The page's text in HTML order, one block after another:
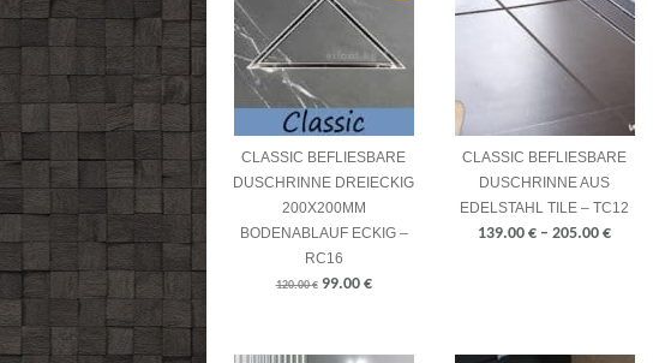
CLASSIC BEFLIESBARE
DUSCHRINNE DREIECKIG
200X200MM
BODENABLAUF ECKIG –
RC16
120.00€ 99.00 €
CLASSIC BEFLIESBARE
DUSCHRINNE AUS
EDELSTAHL TILE – TC12
139.00 € – 205.00 €